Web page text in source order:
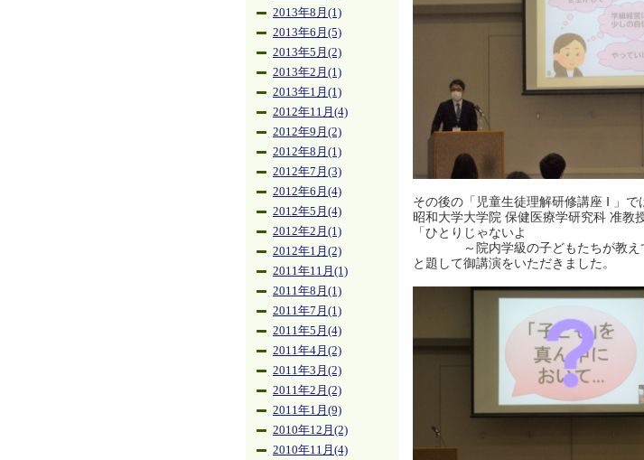
2013年8月(1)
2013年6月(5)
2013年5月(2)
2013年2月(1)
2013年1月(1)
2012年11月(4)
2012年9月(2)
2012年8月(1)
2012年7月(3)
2012年6月(4)
2012年5月(4)
2012年2月(1)
2012年1月(2)
2011年11月(1)
2011年8月(1)
2011年7月(1)
2011年5月(4)
2011年4月(2)
2011年3月(2)
2011年2月(2)
2011年1月(9)
2010年12月(2)
2010年11月(4)
その後の「児童生徒理解研修講座 Ⅰ 」で
昭和大学大学院 保健医療学研究科 准教
「ひとりじゃないよ
～院内学級の子どもたちが教えて
と題して御講演をいただきました。